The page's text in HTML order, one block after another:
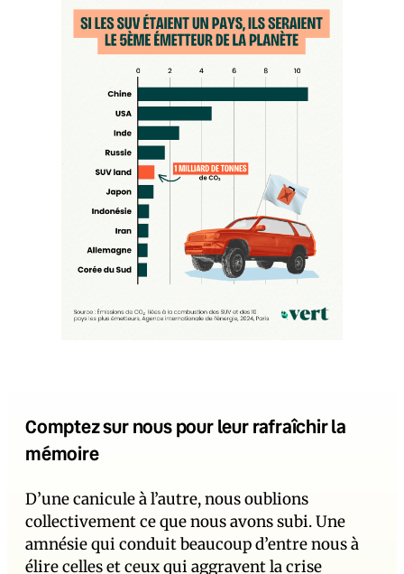
Comptez sur nous pour leur rafraîchir la
mémoire
D’une canicule à l’autre, nous oublions
collectivement ce que nous avons subi. Une
amnésie qui conduit beaucoup d’entre nous à
élire celles et ceux qui aggravent la crise